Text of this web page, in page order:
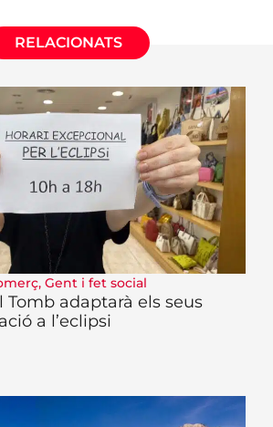
RELACIONATS
, Gent i fet social
Tomb adaptarà els seus
a l’eclipsi